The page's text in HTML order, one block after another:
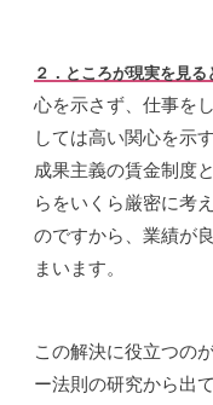
２．ところが現実を見る
心を示さず、仕事を
しては高い関心を示
成果主義の賃金制度
らをいくら厳密に考
のですから、業績が
まいます。
この解決に役立つの
ー法則の研究から出